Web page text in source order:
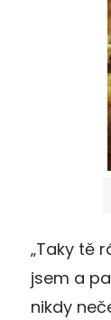
„Taky tě
jsem a
nikdy